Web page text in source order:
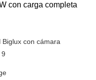
con carga completa